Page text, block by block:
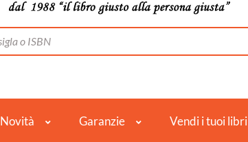
Novità Garanzie Vendi i tuoi libri